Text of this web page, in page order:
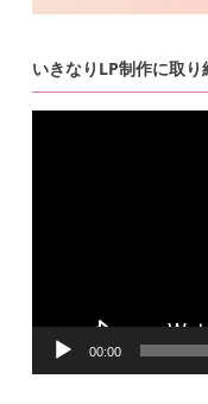
いきなりLP制作に取
動
00:00